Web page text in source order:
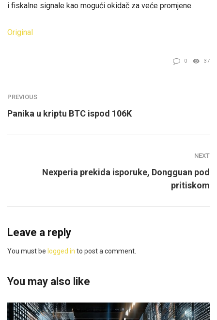
i fiskalne signale kao mogući okidač za veće promjene.
Original
0 37
PREVIOUS
Panika u kriptu BTC ispod 106K
NEXT
Nexperia prekida isporuke, Dongguan pod
pritiskom
Leave a reply
You must be logged in to post a comment.
You may also like